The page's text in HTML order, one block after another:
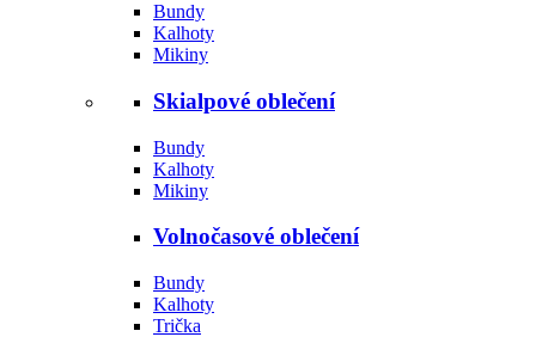
Bundy
Kalhoty
Mikiny
Skialpové oblečení
Bundy
Kalhoty
Mikiny
Volnočasové oblečení
Bundy
Kalhoty
Trička